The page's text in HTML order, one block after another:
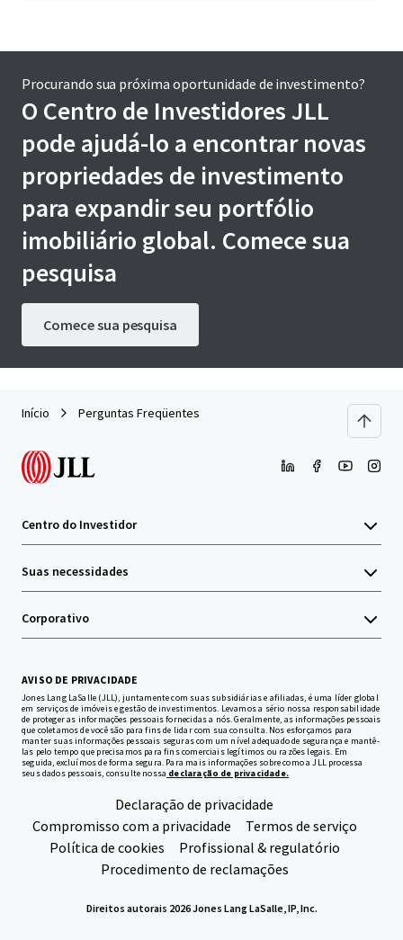
Procurando sua próxima oportunidade de investimento?
O Centro de Investidores JLL
pode ajudá-lo a encontrar novas
propriedades de investimento
para expandir seu portfólio
imobiliário global. Comece sua
pesquisa
Comece sua pesquisa
Início Perguntas Freqüentes
Centro do Investidor
Suas necessidades
Corporativo
AVISO DE PRIVACIDADE
Jones Lang LaSalle (JLL), juntamente com suas subsidiárias e afiliadas, é uma líder global
em serviços de imóveis e gestão de investimentos. Levamos a sério nossa responsabilidade
de proteger as informações pessoais fornecidas a nós. Geralmente, as informações pessoais
que coletamos de você são para fins de lidar com sua consulta. Nos esforçamos para
manter suas informações pessoais seguras com um nível adequado de segurança e mantê-
las pelo tempo que precisamos para fins comerciais legítimos ou razões legais. Em
seguida, excluímos de forma segura. Para mais informações sobre como a JLL processa
seus dados pessoais, consulte nossa declaração de privacidade.
Declaração de privacidade
Compromisso com a privacidade
Termos de serviço
Política de cookies
Profissional & regulatório
Procedimento de reclamações
Direitos autorais 2026 Jones Lang LaSalle, IP, Inc.